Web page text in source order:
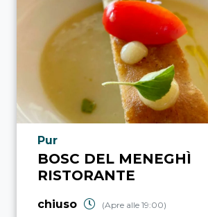
Località punto di interesse
Pur
BOSC DEL MENEGHÌ
RISTORANTE
chiuso (Apre alle 19:00)